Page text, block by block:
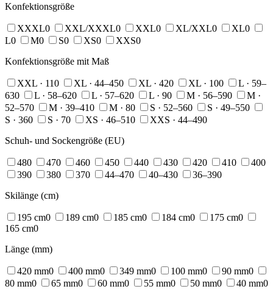
Konfektionsgröße
XXXL0 XXL/XXXL0 XXL0 XL/XXL0 XL0
L0 M0 S0 XS0 XXS0
Konfektionsgröße mit Maß
XXL · 110 XL · 44–450 XL · 420 XL · 100
L · 59–
630 L · 58–620 L · 57–620 L · 90 M · 56–590
M ·
52–570 M · 39–410 M · 80 S · 52–560 S · 49–550
S · 360 S · 70 XS · 46–510 XXS · 44–490
Schuh- und Sockengröße (EU)
480 470 460 450 440 430 420 410 400
390 380 370 44–470 40–430 36–390
Skilänge (cm)
195 cm0 189 cm0 185 cm0 184 cm0 175 cm0
165 cm0
Länge (mm)
420 mm0 400 mm0 349 mm0 100 mm0 90 mm0
80 mm0 65 mm0 60 mm0 55 mm0 50 mm0 40 mm0